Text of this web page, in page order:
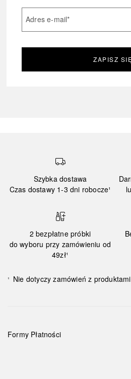
Adres e-mail*
ZAPISZ
Szybka dostawa
Czas dostawy 1-3 dni robocze¹
2 bezpłatne próbki
do wyboru przy zamówieniu od
49zł¹
¹ Nie dotyczy zamówień z
Formy Płatności